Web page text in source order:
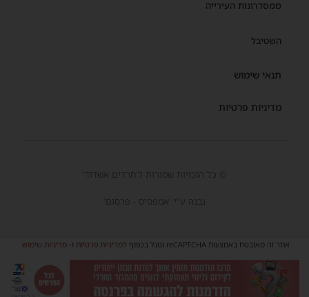
ממסדרונות העירייה
השטיבל
תנאי שימוש
מדיניות פרטיות
© כל הזכויות שמורות ל'חרדים אשדוד'
נבנה ע"י 'אמפסיס - פרסום'
אתר זה מאובטח באמצעות reCAPTCHA וגוגל בכפוף למדיניות פרטיות ו-מדיניות שימוש.